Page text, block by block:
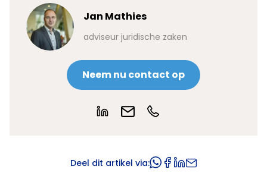
Jan Mathies
adviseur juridische zaken
Neem nu contact op
Deel dit artikel via: